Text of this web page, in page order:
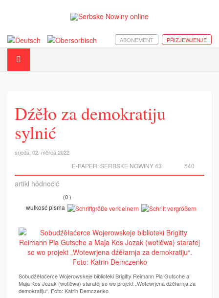
PŘIZJEWJENJE
ABONEMENT
Dźěło za demokratiju
sylnić
srjeda, 02. měrca 2022
540
E-PAPER:SERBSKE NOWINY 43
artikl hódnoćić
(0 )
wulkosć pisma
Sobudźěłaćerce Wojerowskeje biblioteki Brigitty Reimann Pia Gutsche a
Maja Kos Jozak (wotlěwa) staratej so wo projekt „Wotewrjena dźěłarnja za
demokratiju“. Foto: Katrin Demczenko